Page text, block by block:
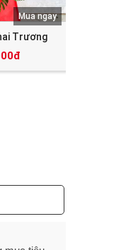
Trương
Mua ngay